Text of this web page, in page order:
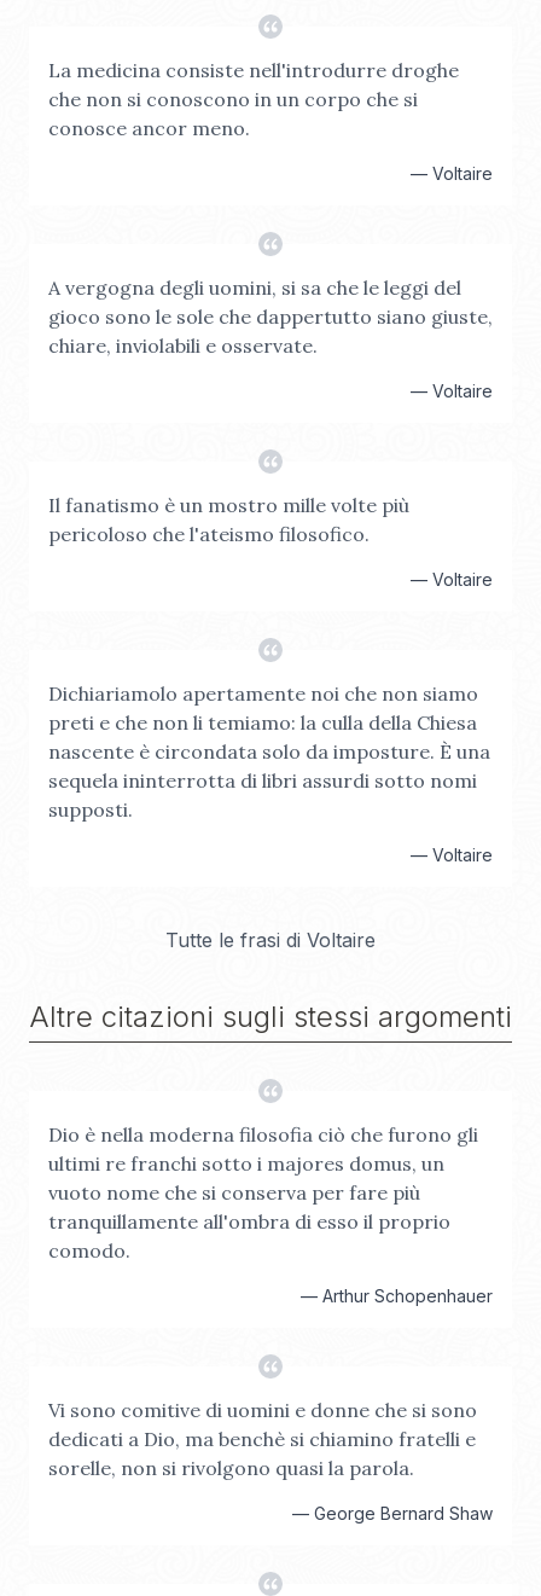
La medicina consiste nell'introdurre droghe
che non si conoscono in un corpo che si
conosce ancor meno.
— Voltaire
A vergogna degli uomini, si sa che le leggi del
gioco sono le sole che dappertutto siano giuste,
chiare, inviolabili e osservate.
— Voltaire
Il fanatismo è un mostro mille volte più
pericoloso che l'ateismo filosofico.
— Voltaire
Dichiariamolo apertamente noi che non siamo
preti e che non li temiamo: la culla della Chiesa
nascente è circondata solo da imposture. È una
sequela ininterrotta di libri assurdi sotto nomi
supposti.
— Voltaire
Tutte le frasi di Voltaire
Altre citazioni sugli stessi argomenti
Dio è nella moderna filosofia ciò che furono gli
ultimi re franchi sotto i majores domus, un
vuoto nome che si conserva per fare più
tranquillamente all'ombra di esso il proprio
comodo.
— Arthur Schopenhauer
Vi sono comitive di uomini e donne che si sono
dedicati a Dio, ma benchè si chiamino fratelli e
sorelle, non si rivolgono quasi la parola.
— George Bernard Shaw